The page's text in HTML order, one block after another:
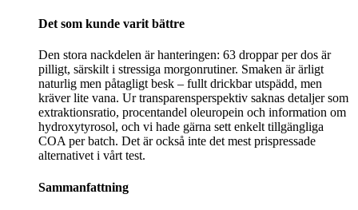
Det som kunde varit bättre
Den stora nackdelen är hanteringen: 63 droppar per dos är
pilligt, särskilt i stressiga morgonrutiner. Smaken är ärligt
naturlig men påtagligt besk – fullt drickbar utspädd, men
kräver lite vana. Ur transparensperspektiv saknas detaljer som
extraktionsratio, procentandel oleuropein och information om
hydroxytyrosol, och vi hade gärna sett enkelt tillgängliga
COA per batch. Det är också inte det mest prispressade
alternativet i vårt test.
Sammanfattning